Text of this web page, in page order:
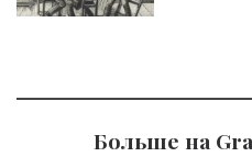
Больше на